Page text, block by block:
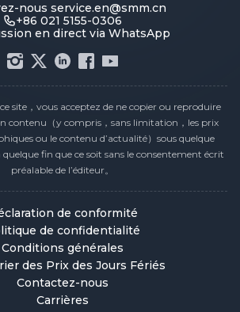
nous service.en@smm.cn
+86 021 5155-0306
en direct via WhatsApp
site，vous acceptez de ne copier ou reproduire
contenu（y compris，sans limitation，les prix
ou le contenu d’actualité）sous quelque
fin que ce soit sans le consentement écrit
préalable de l’éditeur。
de conformité
de confidentialité
Conditions générales
des Prix des Jours Fériés
Contactez-nous
Carrières